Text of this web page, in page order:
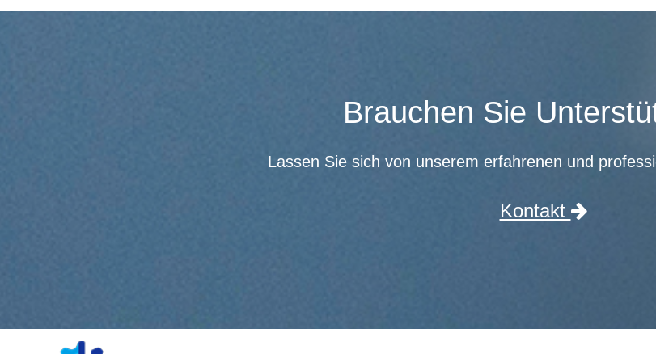
Brauchen Sie
Lassen Sie sich von unserem erfahrenen und
Kontakt